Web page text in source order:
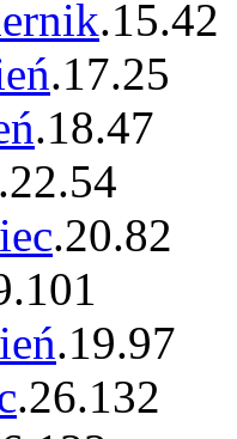
.15.42
.17.25
.18.47
.22.54
.20.82
.101
.19.97
.26.132